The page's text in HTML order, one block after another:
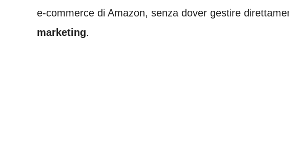
e-commerce di Amazon, senza dover gestire
marketing.